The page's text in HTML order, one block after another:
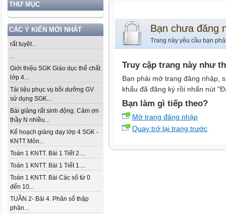
THƯ MỤC
CÁC Ý KIẾN MỚI NHẤT
rất tuyệt...
...
Giới thiệu SGK Giáo dục thể chất
lớp 4...
Tài liệu phục vụ bồi dưỡng GV
sử dụng SGK...
Bài giảng rất sinh động. Cảm ơn
thầy N nhiều...
Kế hoạch giảng dạy lớp 4 SGK -
KNTT Môn...
Toán 1 KNTT. Bài 1 Tiết 2....
Toán 1 KNTT. Bài 1 Tiết 1....
Toán 1 KNTT. Bài Các số từ 0
đến 10...
TUẦN 2- Bài 4. Phân số thập
phân...
Bạn chưa đăng
Trang này yêu cầu bạn
Truy cập trang này như
Bạn phải mở trang đăng nhập,
khẩu đã đăng ký rồi nhấn nút
Bạn làm gì tiếp theo?
Mở trang đăng nhập
Quay trở lại trang trước